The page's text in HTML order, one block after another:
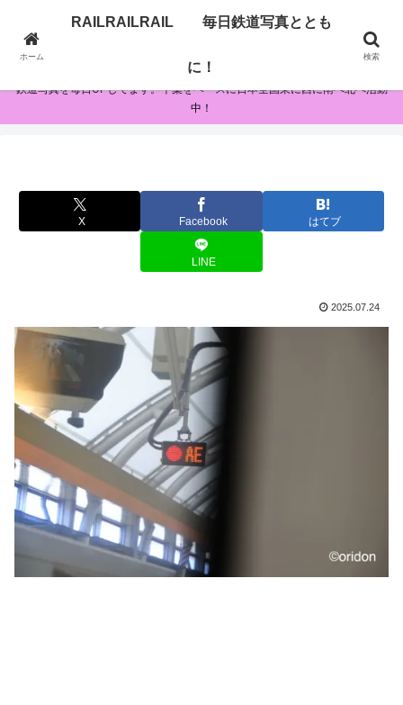
RAILRAILRAIL 毎日鉄道写真とともに！
鉄道写真を毎日UPしてます。千葉をベースに日本全国東に西に南へ北へ活動
中！
X Facebook はてブ
LINE
2025.07.24
ホーム
RAILRAILRAIL 毎日鉄道写真ととも
に！
検索